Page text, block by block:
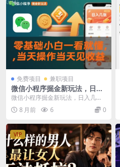
免费项目 兼职项目
微信小程序掘金新玩法，日入
几张，零基础小白一看就懂，
当天操作当天见收益【揭秘】
微信小程序掘金新玩法，日入几
张，零基础小白一看就懂，当天操
作当天见收益【揭秘】 ...
8 月前 6 0
VIP